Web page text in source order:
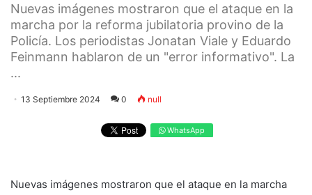
Nuevas imágenes mostraron que el ataque en la
marcha por la reforma jubilatoria provino de la
Policía. Los periodistas Jonatan Viale y Eduardo
Feinmann hablaron de un "error informativo". La
...
13 Septiembre 2024 0 null
WhatsApp
Nuevas imágenes mostraron que el ataque en la marcha